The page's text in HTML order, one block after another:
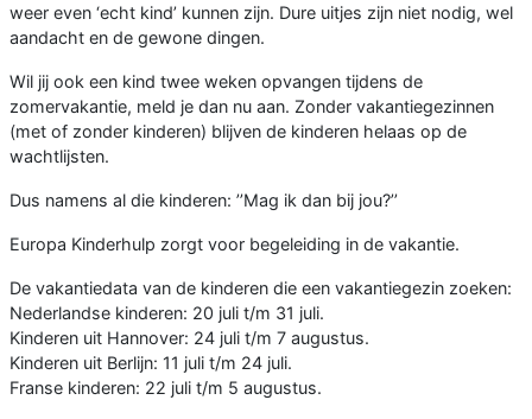
weer even ‘echt kind’ kunnen zijn. Dure uitjes zijn niet nodig, wel
aandacht en de gewone dingen.
Wil jij ook een kind twee weken opvangen tijdens de
zomervakantie, meld je dan nu aan. Zonder vakantiegezinnen
(met of zonder kinderen) blijven de kinderen helaas op de
wachtlijsten.
Dus namens al die kinderen: ’’Mag ik dan bij jou?’’
Europa Kinderhulp zorgt voor begeleiding in de vakantie.
De vakantiedata van de kinderen die een vakantiegezin zoeken:
Nederlandse kinderen: 20 juli t/m 31 juli.
Kinderen uit Hannover: 24 juli t/m 7 augustus.
Kinderen uit Berlijn: 11 juli t/m 24 juli.
Franse kinderen: 22 juli t/m 5 augustus.